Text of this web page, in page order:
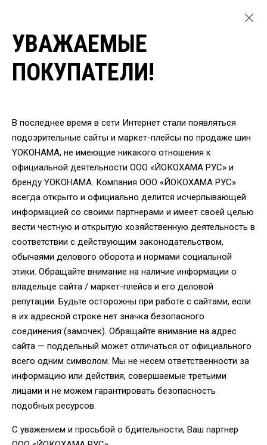
ЛЕТНИЕ ШИНЫ YOKOHAMA ДЛЯ ЛЕГКОВЫХ АВТОМОБИЛЕЙ
ВЕРНУТЬСЯ
Шины Yokohama G056
265/70 R16 112H
УВАЖАЕМЫЕ
ПОКУПАТЕЛИ!
В последнее время в сети Интернет стали появляться
подозрительные сайты и маркет-плейсы по продаже шин
YOKOHAMA, не имеющие никакого отношения к
официальной деятельности ООО «ЙОКОХАМА РУС» и
бренду YOKOHAMA. Компания ООО «ЙОКОХАМА РУС»
всегда открыто и официально делится исчерпывающей
информацией со своими партнерами и имеет своей целью
вести честную и открытую хозяйственную деятельность в
соответствии с действующим законодательством,
обычаями делового оборота и нормами социальной
этики. Обращайте внимание на наличие информации о
владельце сайта / маркет-плейса и его деловой
репутации. Будьте осторожны при работе с сайтами, если
в их адресной строке нет значка безопасного
соединения (замочек). Обращайте внимание на адрес
сайта — поддельный может отличаться от официального
всего одним символом. Мы не несем ответственности за
информацию или действия, совершаемые третьими
лицами и не можем гарантировать безопасность
подобных ресурсов.
С уважением и просьбой о бдительности, Ваш партнер